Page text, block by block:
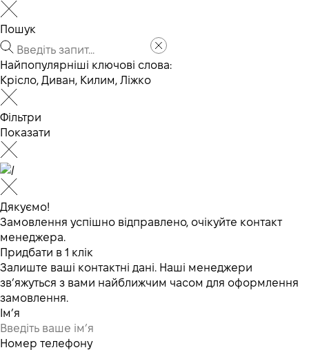
Пошук
Найпопулярніші ключові слова:
Крісло, Диван, Килим, Ліжко
Фільтри
Показати
Дякуємо!
Замовлення успішно відправлено, очікуйте контакт
менеджера.
Придбати в 1 клік
Залиште ваші контактні дані. Наші менеджери
зв’яжуться з вами найближчим часом для оформлення
замовлення.
Ім’я
Номер телефону